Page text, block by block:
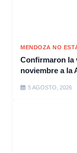
MENDOZA NO
Confirmaron la
noviembre a la
5 AGOSTO, 2026